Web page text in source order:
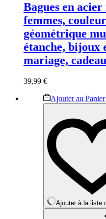
Bagues en
femmes,
géométrique
étanche, bijoux
mariage, cadeau
39,99 €
Ajouter au Panier
Ajouter à la liste